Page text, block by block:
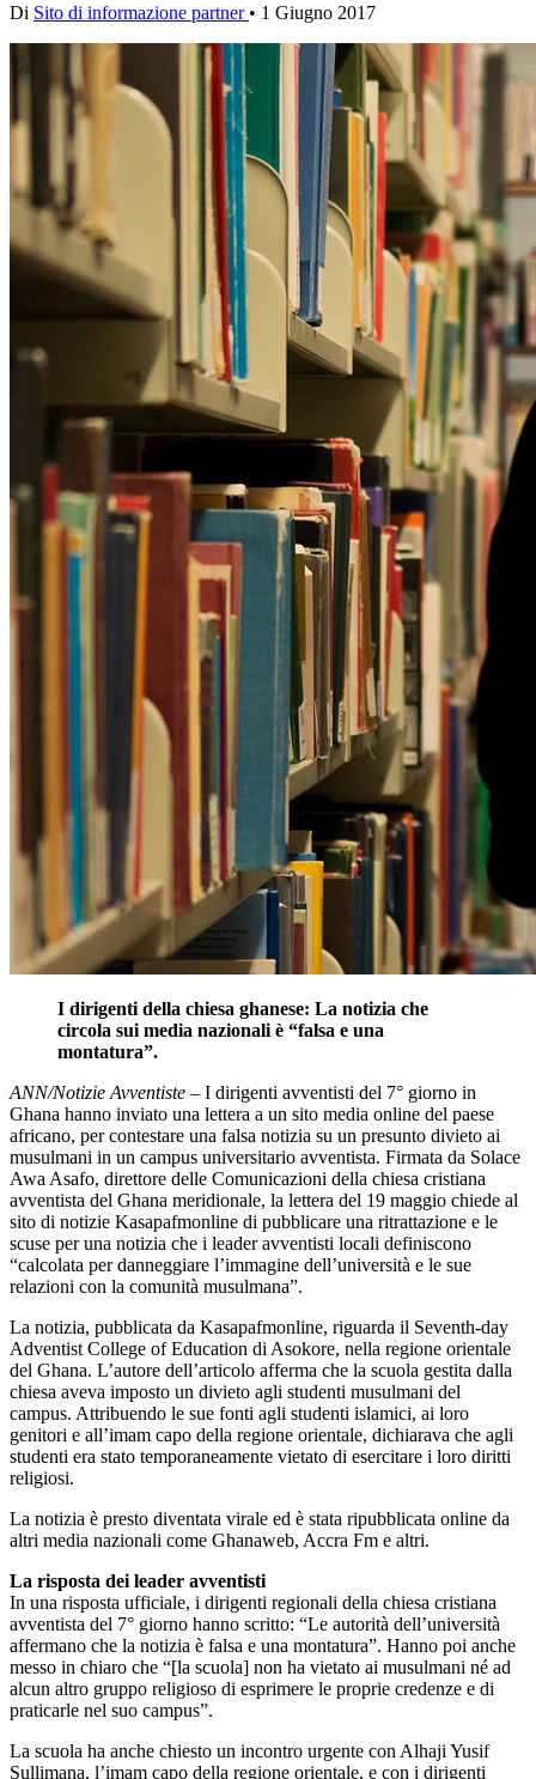
Di Sito di informazione partner • 1 Giugno 2017
I dirigenti della chiesa ghanese: La notizia che
circola sui media nazionali è “falsa e una
montatura”.
ANN/Notizie Avventiste – I dirigenti avventisti del 7° giorno in
Ghana hanno inviato una lettera a un sito media online del paese
africano, per contestare una falsa notizia su un presunto divieto ai
musulmani in un campus universitario avventista. Firmata da Solace
Awa Asafo, direttore delle Comunicazioni della chiesa cristiana
avventista del Ghana meridionale, la lettera del 19 maggio chiede al
sito di notizie Kasapafmonline di pubblicare una ritrattazione e le
scuse per una notizia che i leader avventisti locali definiscono
“calcolata per danneggiare l’immagine dell’università e le sue
relazioni con la comunità musulmana”.
La notizia, pubblicata da Kasapafmonline, riguarda il Seventh-day
Adventist College of Education di Asokore, nella regione orientale
del Ghana. L’autore dell’articolo afferma che la scuola gestita dalla
chiesa aveva imposto un divieto agli studenti musulmani del
campus. Attribuendo le sue fonti agli studenti islamici, ai loro
genitori e all’imam capo della regione orientale, dichiarava che agli
studenti era stato temporaneamente vietato di esercitare i loro diritti
religiosi.
La notizia è presto diventata virale ed è stata ripubblicata online da
altri media nazionali come Ghanaweb, Accra Fm e altri.
La risposta dei leader avventisti
In una risposta ufficiale, i dirigenti regionali della chiesa cristiana
avventista del 7° giorno hanno scritto: “Le autorità dell’università
affermano che la notizia è falsa e una montatura”. Hanno poi anche
messo in chiaro che “[la scuola] non ha vietato ai musulmani né ad
alcun altro gruppo religioso di esprimere le proprie credenze e di
praticarle nel suo campus”.
La scuola ha anche chiesto un incontro urgente con Alhaji Yusif
Sullimana, l’imam capo della regione orientale, e con i dirigenti